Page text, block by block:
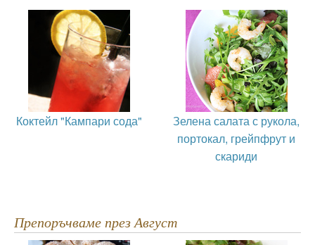
Коктейл "Кампари сода"
Зелена салата с рукола,
портокал, грейпфрут и
скариди
Препоръчваме през Август